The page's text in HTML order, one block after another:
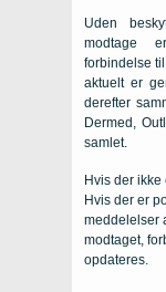
Uden
modtage
forbindelse
aktuelt er
derefter
Dermed,
samlet.
Hvis der
Hvis der er
meddelelser
modtaget,
opdateres.